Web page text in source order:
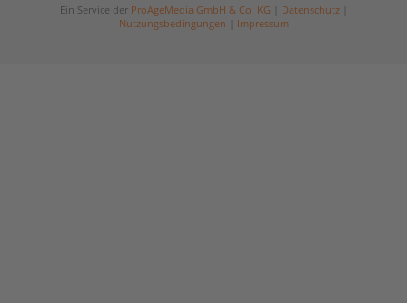
Ein Service der ProAgeMedia GmbH & Co. KG Datenschutz|
Nutzungsbedingungen
Impressum